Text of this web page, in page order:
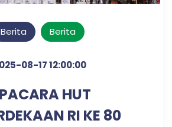
Berita Berita
08-17 12:00:00
HUT
RI KE 80